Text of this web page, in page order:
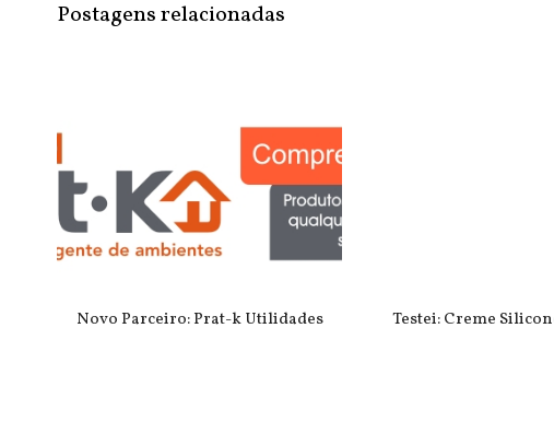
Postagens relacionadas
Novo Parceiro: Prat-k Utilidades Testei: Creme